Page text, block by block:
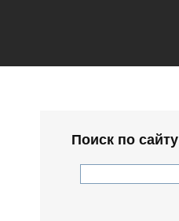
Поиск по сайту